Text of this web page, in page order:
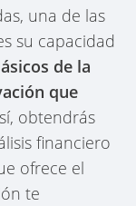
una de las
su capacidad
de la
que
obtendrás
financiero
ofrece el
te